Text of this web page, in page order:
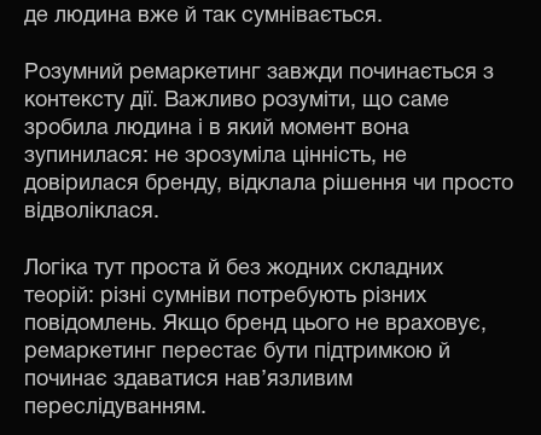
де людина вже й так сумнівається.
Розумний ремаркетинг завжди починається з
контексту дії. Важливо розуміти, що саме
зробила людина і в який момент вона
зупинилася: не зрозуміла цінність, не
довірилася бренду, відклала рішення чи просто
відволіклася.
Логіка тут проста й без жодних складних
теорій: різні сумніви потребують різних
повідомлень. Якщо бренд цього не враховує,
ремаркетинг перестає бути підтримкою й
починає здаватися нав’язливим
переслідуванням.